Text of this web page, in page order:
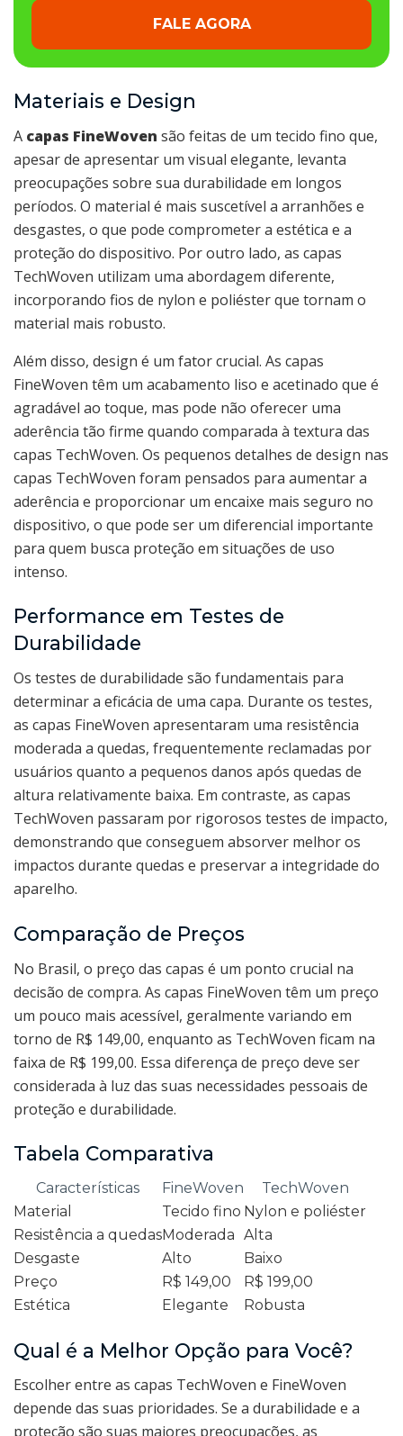
FALE AGORA
Materiais e Design
A capas FineWoven são feitas de um tecido fino que,
apesar de apresentar um visual elegante, levanta
preocupações sobre sua durabilidade em longos
períodos. O material é mais suscetível a arranhões e
desgastes, o que pode comprometer a estética e a
proteção do dispositivo. Por outro lado, as capas
TechWoven utilizam uma abordagem diferente,
incorporando fios de nylon e poliéster que tornam o
material mais robusto.
Além disso, design é um fator crucial. As capas
FineWoven têm um acabamento liso e acetinado que é
agradável ao toque, mas pode não oferecer uma
aderência tão firme quando comparada à textura das
capas TechWoven. Os pequenos detalhes de design nas
capas TechWoven foram pensados para aumentar a
aderência e proporcionar um encaixe mais seguro no
dispositivo, o que pode ser um diferencial importante
para quem busca proteção em situações de uso
intenso.
Performance em Testes de
Durabilidade
Os testes de durabilidade são fundamentais para
determinar a eficácia de uma capa. Durante os testes,
as capas FineWoven apresentaram uma resistência
moderada a quedas, frequentemente reclamadas por
usuários quanto a pequenos danos após quedas de
altura relativamente baixa. Em contraste, as capas
TechWoven passaram por rigorosos testes de impacto,
demonstrando que conseguem absorver melhor os
impactos durante quedas e preservar a integridade do
aparelho.
Comparação de Preços
No Brasil, o preço das capas é um ponto crucial na
decisão de compra. As capas FineWoven têm um preço
um pouco mais acessível, geralmente variando em
torno de R$ 149,00, enquanto as TechWoven ficam na
faixa de R$ 199,00. Essa diferença de preço deve ser
considerada à luz das suas necessidades pessoais de
proteção e durabilidade.
Tabela Comparativa
Características FineWoven
TechWoven
Material
Tecido fino Nylon e poliéster
Resistência a quedasModerada Alta
Desgaste
Alto
Baixo
Preço
R$ 149,00
R$ 199,00
Estética
Elegante Robusta
Qual é a Melhor Opção para Você?
Escolher entre as capas TechWoven e FineWoven
depende das suas prioridades. Se a durabilidade e a
proteção são suas maiores preocupações, as